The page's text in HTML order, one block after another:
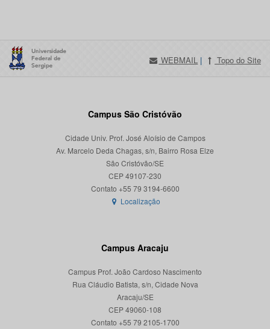
WEBMAIL | Topo do Site
Campus São Cristóvão
Cidade Univ. Prof. José Aloísio de Campos
Av. Marcelo Deda Chagas, s/n, Bairro Rosa Elze
São Cristóvão/SE
CEP 49107-230
Localização
Campus Aracaju
Campus Prof. João Cardoso Nascimento
Rua Cláudio Batista, s/n, Cidade Nova
Aracaju/SE
CEP 49060-108